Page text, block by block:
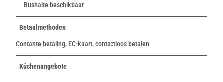
Bushalte beschikbaar
Betaalmethoden
Contante betaling, EC-kaart, contactloos betalen
Küchenangebote